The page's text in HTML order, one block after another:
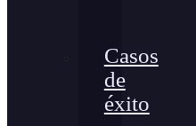
Casos
de
éxito